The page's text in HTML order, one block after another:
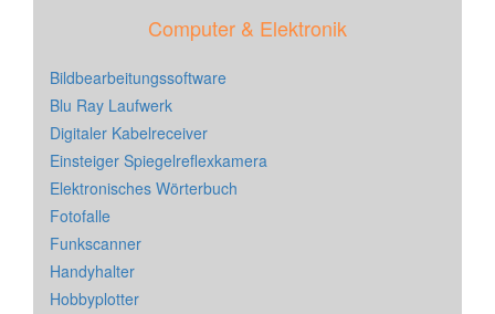
Computer & Elektronik
Bildbearbeitungssoftware
Blu Ray Laufwerk
Digitaler Kabelreceiver
Einsteiger Spiegelreflexkamera
Elektronisches Wörterbuch
Fotofalle
Funkscanner
Handyhalter
Hobbyplotter